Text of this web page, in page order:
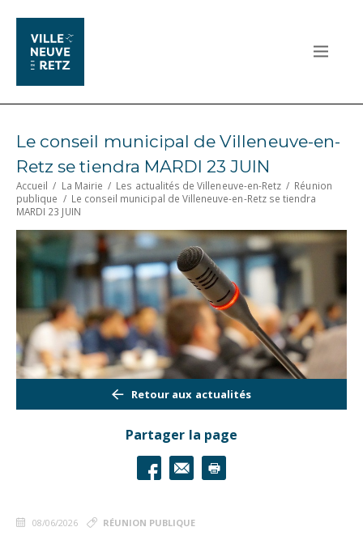
Le conseil municipal de Villeneuve-en-
Retz se tiendra MARDI 23 JUIN
Accueil / La Mairie / Les actualités de Villeneuve-en-Retz / Réunion
publique / Le conseil municipal de Villeneuve-en-Retz se tiendra
MARDI 23 JUIN
08/06/2026 RÉUNION PUBLIQUE
Retour aux actualités
Partager la page